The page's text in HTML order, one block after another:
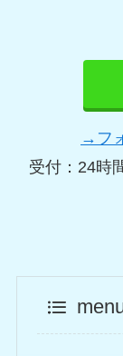
→フ
受付：24時